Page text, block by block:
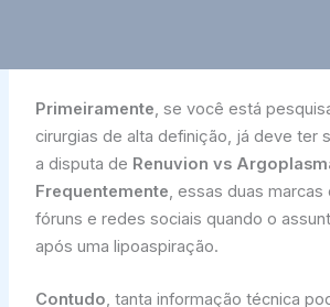
Primeiramente, se você está
cirurgias de alta definição, já deve ter
a disputa de Renuvion vs
Frequentemente, essas duas marcas
fóruns e redes sociais quando o
após uma lipoaspiração.
Contudo, tanta informação técnica